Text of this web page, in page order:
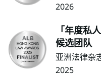
2026
「年度私
候选团队
亚洲法律杂
2025